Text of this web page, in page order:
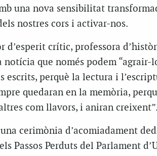
una nova sensibilitat
nostres cors i activar-nos.
d’esperit crític, professora
que només podem “agrair-
escrits, perquè la lectura i
quedaran en la memòria,
com llavors, i aniran creixent”.
cerimònia d’acomiadament
Passos Perduts del Parlament